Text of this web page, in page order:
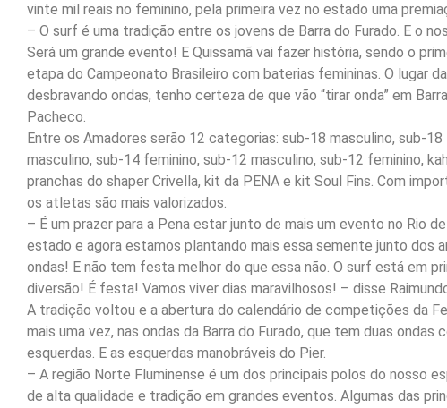
vinte mil reais no feminino, pela primeira vez no estado uma
– O surf é uma tradição entre os jovens de Barra do Furado. E o
Será um grande evento! E Quissamã vai fazer história, sendo o
etapa do Campeonato Brasileiro com baterias femininas. O lugar
desbravando ondas, tenho certeza de que vão “tirar onda” em
Pacheco.
Entre os Amadores serão 12 categorias: sub-18 masculino, sub-
masculino, sub-14 feminino, sub-12 masculino, sub-12 feminino,
pranchas do shaper Crivella, kit da PENA e kit Soul Fins. Com
os atletas são mais valorizados.
– É um prazer para a Pena estar junto de mais um evento no Rio
estado e agora estamos plantando mais essa semente junto dos
ondas! E não tem festa melhor do que essa não. O surf está em
diversão! É festa! Vamos viver dias maravilhosos! – disse
A tradição voltou e a abertura do calendário de competições da
mais uma vez, nas ondas da Barra do Furado, que tem duas ondas
esquerdas. E as esquerdas manobráveis do Pier.
– A região Norte Fluminense é um dos principais polos do nosso
de alta qualidade e tradição em grandes eventos. Algumas das